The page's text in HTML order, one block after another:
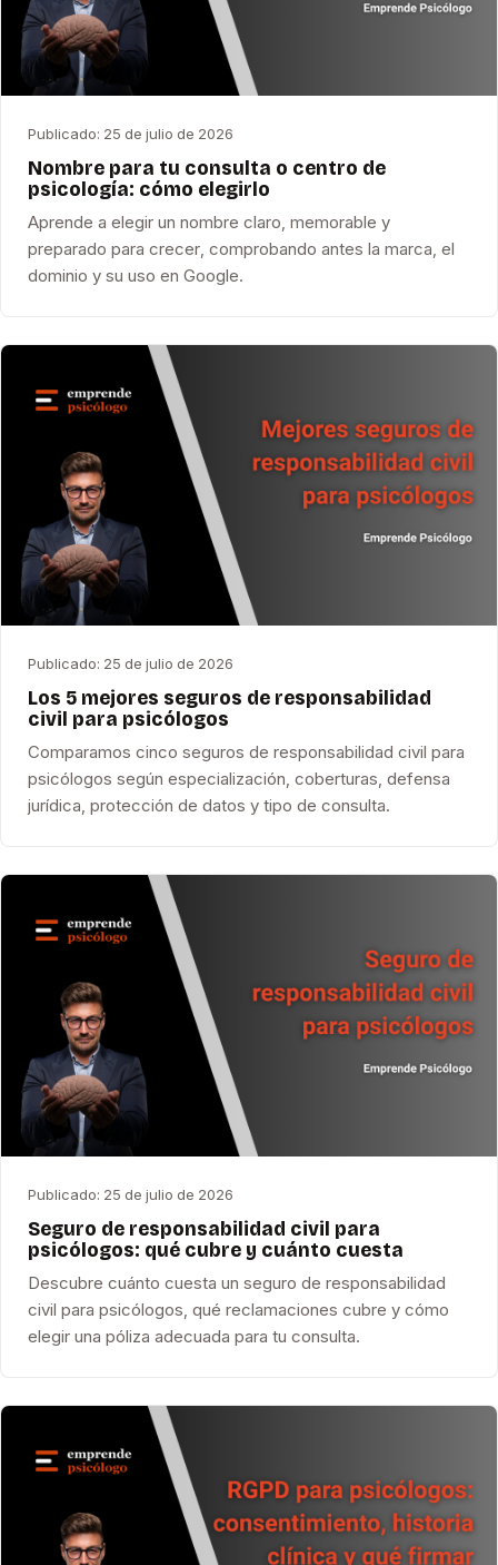
Publicado: 25 de julio de 2026
Nombre para tu consulta o centro de
psicología: cómo elegirlo
Aprende a elegir un nombre claro, memorable y
preparado para crecer, comprobando antes la marca, el
dominio y su uso en Google.
Publicado: 25 de julio de 2026
Los 5 mejores seguros de responsabilidad
civil para psicólogos
Comparamos cinco seguros de responsabilidad civil para
psicólogos según especialización, coberturas, defensa
jurídica, protección de datos y tipo de consulta.
Publicado: 25 de julio de 2026
Seguro de responsabilidad civil para
psicólogos: qué cubre y cuánto cuesta
Descubre cuánto cuesta un seguro de responsabilidad
civil para psicólogos, qué reclamaciones cubre y cómo
elegir una póliza adecuada para tu consulta.